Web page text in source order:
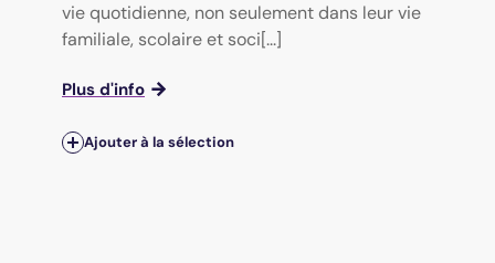
vie quotidienne, non seulement dans leur vie
familiale, scolaire et soci[...]
Plus d'info
Ajouter à la sélection